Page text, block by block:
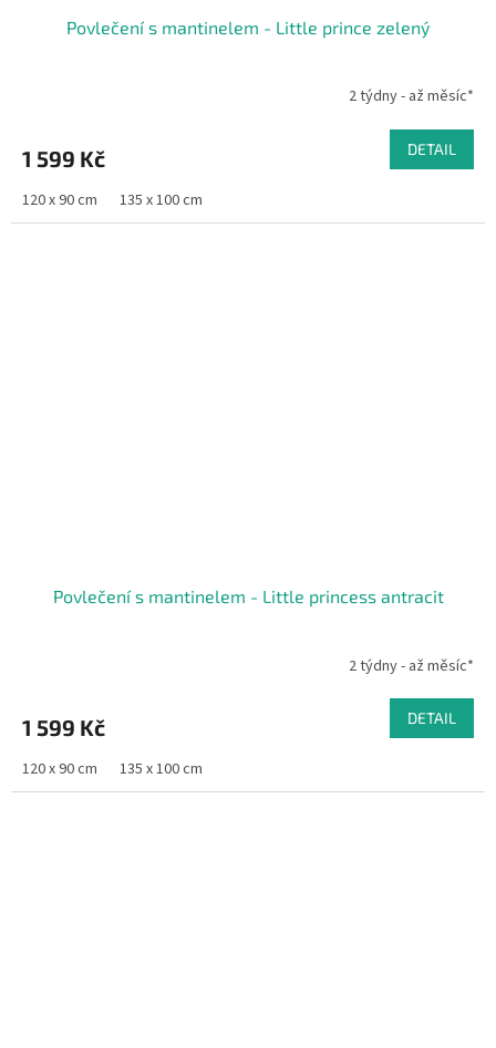
Povlečení s mantinelem - Little prince zelený
2 týdny - až měsíc*
1 599 Kč DETAIL
120 x 90 cm 135 x 100 cm
Povlečení s mantinelem - Little princess antracit
2 týdny - až měsíc*
1 599 Kč DETAIL
120 x 90 cm 135 x 100 cm